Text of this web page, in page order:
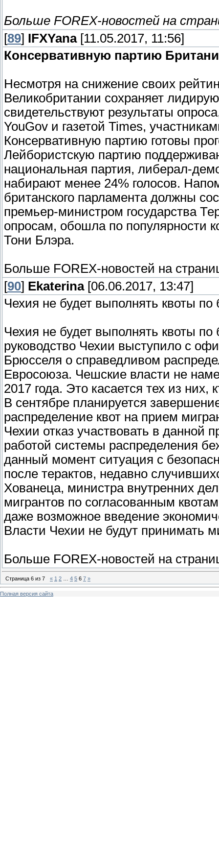
Больше FOREX-новостей на
[89] IFXYana[11.05.2017, 11:56]
Консервативную партию
Несмотря на снижение своих
Великобритании сохраняет
свидетельствуют результаты
YouGov и газетой Times,
Консервативную партию готовы
Лейбористскую партию
национальная партия, либерал-
набирают менее 24% голосов.
британского парламента должны
премьер-министром государства
опросам, обошла по популярности
Тони Блэра.
Больше FOREX-новостей на
[90] Ekaterina[06.06.2017, 13:47]
Чехия не будет выполнять квоты
Чехия не будет выполнять квоты
руководство Чехии выступило с
Брюсселя о справедливом
Евросоюза. Чешские власти не
2017 года. Это касается тех из
В сентябре планируется
распределение квот на прием
Чехии отказ участвовать в данной
работой системы распределения
данный момент ситуация с
после терактов, недавно
Хованеца, министра внутренних
мигрантов по согласованным
даже возможное введение
Власти Чехии не будут принимать
Больше FOREX-новостей на
Страница 6 из 7 « 1 2 4 5 6 7 »
Полная версия сайта